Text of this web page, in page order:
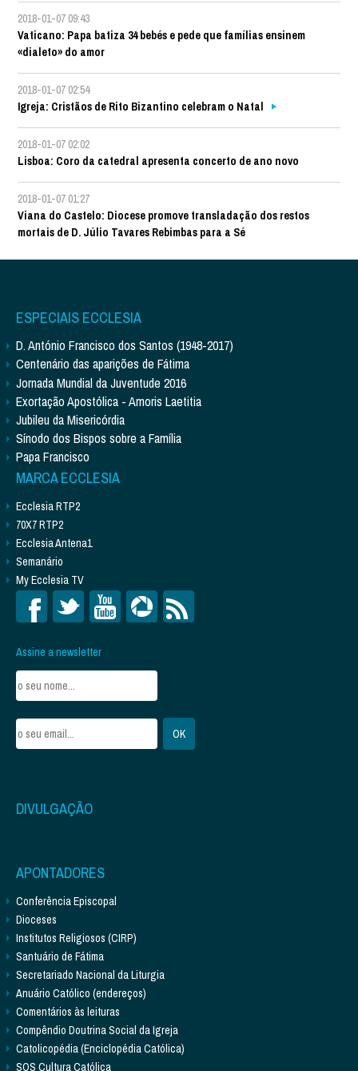
2018-01-07 09:43
Vaticano: Papa batiza 34 bebés e pede que famílias ensinem
«dialeto» do amor
2018-01-07 02:54
Igreja: Cristãos de Rito Bizantino celebram o Natal
2018-01-07 02:02
Lisboa: Coro da catedral apresenta concerto de ano novo
2018-01-07 01:27
Viana do Castelo: Diocese promove transladação dos restos
mortais de D. Júlio Tavares Rebimbas para a Sé
ESPECIAIS ECCLESIA
D. António Francisco dos Santos (1948-2017)
Centenário das aparições de Fátima
Jornada Mundial da Juventude 2016
Exortação Apostólica - Amoris Laetitia
Jubileu da Misericórdia
Sínodo dos Bispos sobre a Família
Papa Francisco
MARCA ECCLESIA
Ecclesia RTP2
70X7 RTP2
Ecclesia Antena1
Semanário
My Ecclesia TV
Assine a newsletter
DIVULGAÇÃO
APONTADORES
Conferência Episcopal
Dioceses
Institutos Religiosos (CIRP)
Santuário de Fátima
Secretariado Nacional da Liturgia
Anuário Católico (endereços)
Comentários às leituras
Compêndio Doutrina Social da Igreja
Catolicopédia (Enciclopédia Católica)
SOS Cultura Católica